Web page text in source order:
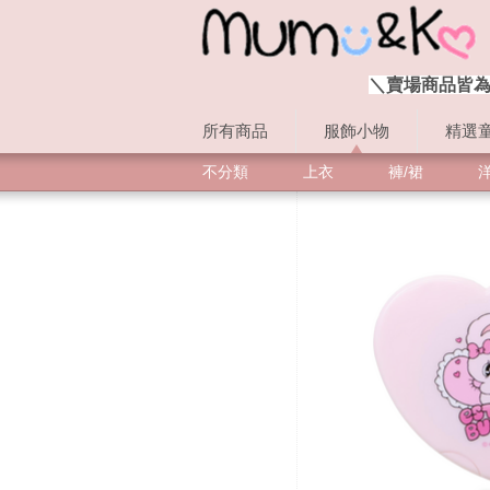
所有商品 服飾小物 精選
＼賣場商品皆
不分類 上衣 褲/裙